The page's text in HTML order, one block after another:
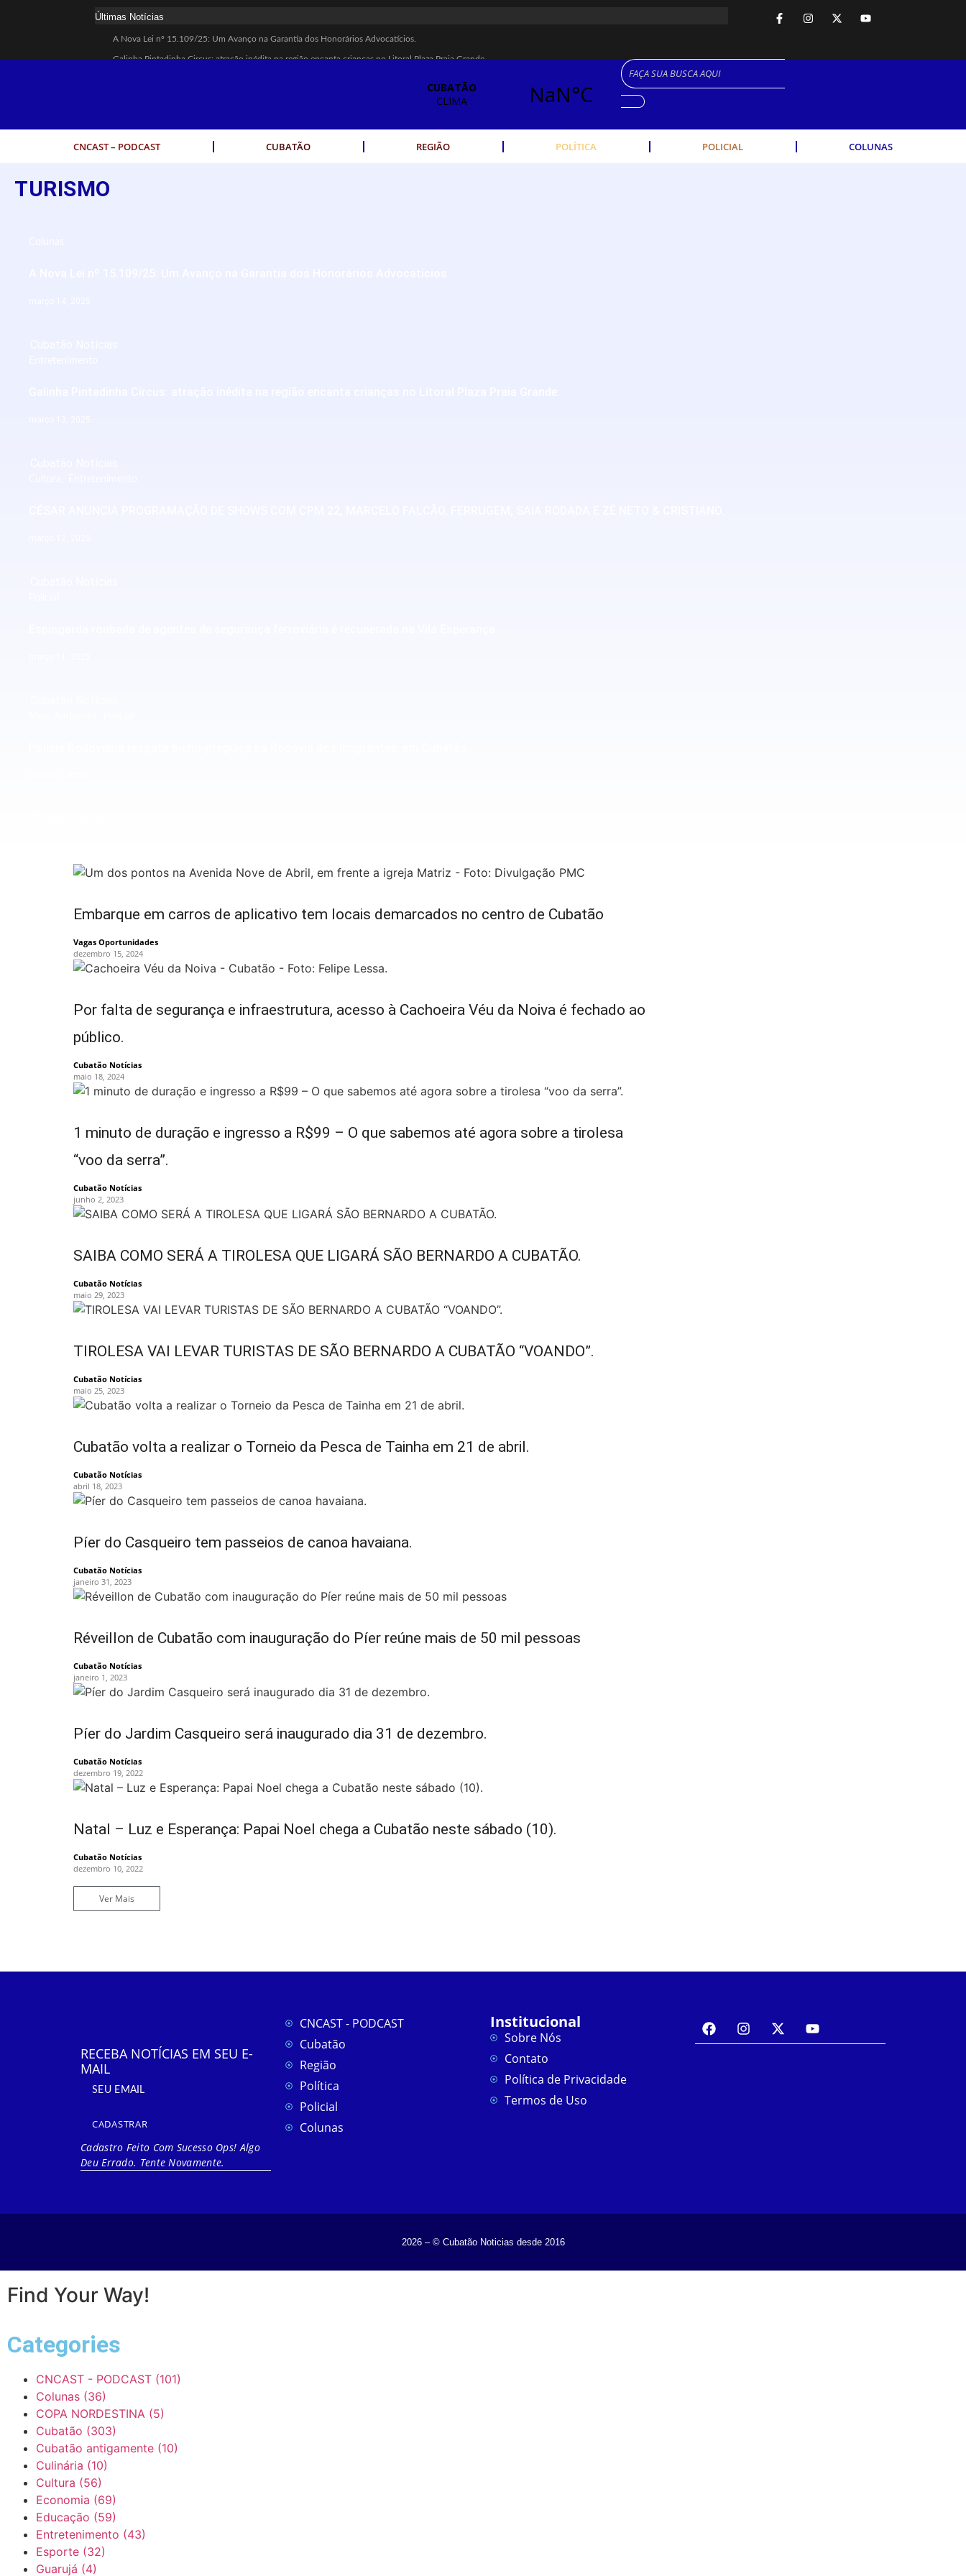
Últimas Notícias
A Nova Lei nº 15.109/25: Um Avanço na Garantia dos Honorários Advocatícios.
Galinha Pintadinha Circus: atração inédita na região encanta crianças no Litoral Plaza Praia Grande.
CÉSAR ANUNCIA PROGRAMAÇÃO DE SHOWS COM CPM 22, MARCELO FALCÃO, FERRUGEM, SAIA RODADA E ZÉ NETO & CRISTIANO.
Espingarda roubada de agentes de segurança ferroviária é recuperada na Vila Esperança.
Coluna PLP Cubatão: um debate essencial para as mulheres cubatenses.
CNCAST – PODCAST CUBATÃO REGIÃO POLÍTICA POLICIAL COLUNAS
TURISMO
Embarque em carros de aplicativo tem locais demarcados no centro de Cubatão
Vagas Oportunidades
dezembro 15, 2024
Por falta de segurança e infraestrutura, acesso à Cachoeira Véu da Noiva é fechado ao
público.
Cubatão Notícias
maio 18, 2024
1 minuto de duração e ingresso a R$99 – O que sabemos até agora sobre a tirolesa
“voo da serra”.
Cubatão Notícias
junho 2, 2023
SAIBA COMO SERÁ A TIROLESA QUE LIGARÁ SÃO BERNARDO A CUBATÃO.
Cubatão Notícias
maio 29, 2023
TIROLESA VAI LEVAR TURISTAS DE SÃO BERNARDO A CUBATÃO “VOANDO”.
Cubatão Notícias
maio 25, 2023
Cubatão volta a realizar o Torneio da Pesca de Tainha em 21 de abril.
Cubatão Notícias
abril 18, 2023
Píer do Casqueiro tem passeios de canoa havaiana.
Cubatão Notícias
janeiro 31, 2023
Réveillon de Cubatão com inauguração do Píer reúne mais de 50 mil pessoas
Cubatão Notícias
janeiro 1, 2023
Píer do Jardim Casqueiro será inaugurado dia 31 de dezembro.
Cubatão Notícias
dezembro 19, 2022
Natal – Luz e Esperança: Papai Noel chega a Cubatão neste sábado (10).
Cubatão Notícias
dezembro 10, 2022
Ver Mais
Fim dos posts
RECEBA NOTÍCIAS EM SEU E-
MAIL
CADASTRAR
Cadastro Feito Com Sucesso Ops! Algo
Deu Errado. Tente Novamente.
CNCAST - PODCAST
Cubatão
Região
Política
Policial
Colunas
Institucional
Sobre Nós
Contato
Política de Privacidade
Termos de Uso
2026 – © Cubatão Noticias desde 2016
Find Your Way!
Categories
CNCAST - PODCAST (101)
Colunas (36)
COPA NORDESTINA (5)
Cubatão (303)
Cubatão antigamente (10)
Culinária (10)
Cultura (56)
Economia (69)
Educação (59)
Entretenimento (43)
Esporte (32)
Guarujá (4)